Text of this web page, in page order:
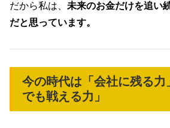
だから私は、 未来のお金だけを追い
だと思っています。
今の時代は「会社に残る力
でも戦える力」